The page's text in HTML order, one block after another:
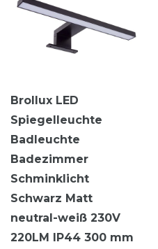
Brollux LED
Spiegelleuchte
Badleuchte
Badezimmer
Schminklicht
Schwarz Matt
neutral-weiß 230V
220LM IP44 300 mm